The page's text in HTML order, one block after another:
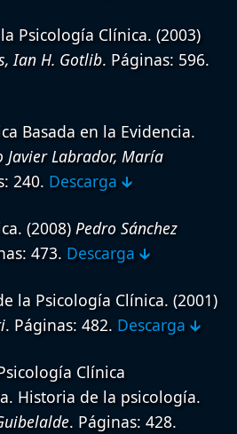
Psicología Clínica. (2003)
Ian H. Gotlib. Páginas: 596.
Basada en la Evidencia.
Javier Labrador, María
240. Descarga 🡳
(2008) Pedro Sánchez
473. Descarga 🡳
la Psicología Clínica. (2001)
. Páginas: 482. Descarga 🡳
Clínica
Historia de la psicología.
. Páginas: 428.